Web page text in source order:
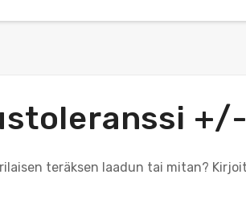
teräksen laadun tai mitan?